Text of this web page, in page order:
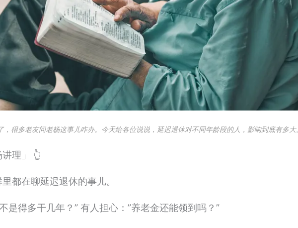
，很多老友问老杨这事儿咋办。今天给各位说说，延迟退休对不同年龄段的人，影响到底有多大
理」 👆
都在聊延迟退休的事儿。
是得多干几年？” 有人担心：”养老金还能领到吗？”